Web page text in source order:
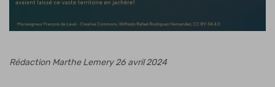
Rédaction Marthe Lemery 26 avril 2024